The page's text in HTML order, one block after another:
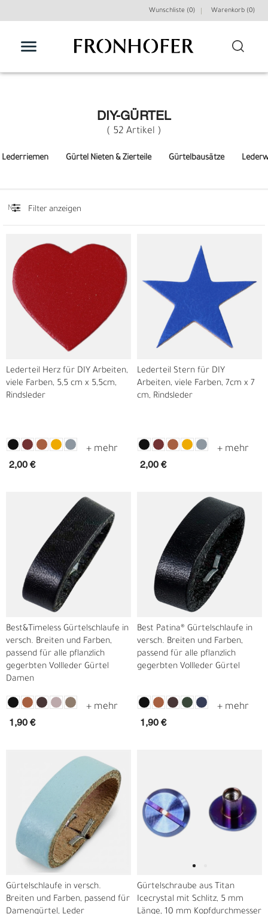
Wunschliste (0) Warenkorb (0)
DIY-GÜRTEL
( 52 Artikel )
Lederriemen Gürtel Nieten & Zierteile Gürtelbausätze
Filter anzeigen
Lederteil Herz für DIY Arbeiten,
viele Farben, 5,5 cm x 5,5cm,
Rindsleder
2,00 €
Lederteil Stern für DIY
Arbeiten, viele Farben, 7cm x 7
cm, Rindsleder
2,00 €
Best&Timeless Gürtelschlaufe in
versch. Breiten und Farben,
passend für alle pflanzlich
gegerbten Vollleder Gürtel
Damen
1,90 €
Best Patina® Gürtelschlaufe in
versch. Breiten und Farben,
passend für alle pflanzlich
gegerbten Vollleder Gürtel
1,90 €
Gürtelschlaufe in versch.
Breiten und Farben, passend für
Gürtelschraube aus Titan
Icecrystal mit Schlitz, 5 mm
Farbraum